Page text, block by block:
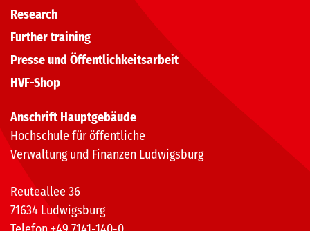
Research
Further training
Presse und Öffentlichkeitsarbeit
HVF-Shop
Anschrift Hauptgebäude
Hochschule für öffentliche
Verwaltung und Finanzen Ludwigsburg
Reuteallee 36
71634 Ludwigsburg